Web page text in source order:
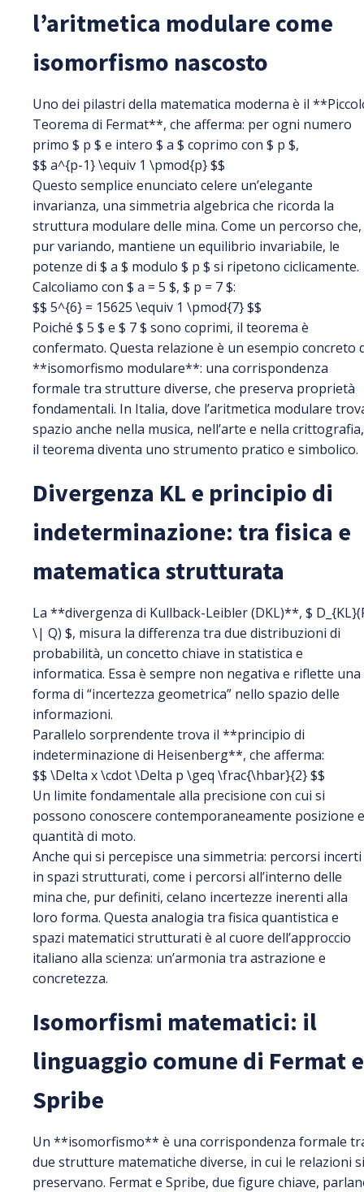
l’aritmetica modulare come
isomorfismo nascosto
Uno dei pilastri della matematica moderna è il
Teorema di Fermat**, che afferma: per ogni numero
primo $ p $ e intero $ a $ coprimo con $ p $,
$$ a^{p-1} \equiv 1 \pmod{p} $$
Questo semplice enunciato celere un’elegante
invarianza, una simmetria algebrica che ricorda la
struttura modulare delle mina. Come un percorso che,
pur variando, mantiene un equilibrio invariabile, le
potenze di $ a $ modulo $ p $ si ripetono ciclicamente.
Calcoliamo con $ a = 5 $, $ p = 7 $:
$$ 5^{6} = 15625 \equiv 1 \pmod{7} $$
Poiché $ 5 $ e $ 7 $ sono coprimi, il teorema è
confermato. Questa relazione è un esempio concreto
**isomorfismo modulare**: una corrispondenza
formale tra strutture diverse, che preserva proprietà
fondamentali. In Italia, dove l’aritmetica modulare
spazio anche nella musica, nell’arte e nella crittografia,
il teorema diventa uno strumento pratico e simbolico.
Divergenza KL e principio di
indeterminazione: tra fisica e
matematica strutturata
La **divergenza di Kullback-Leibler (DKL)**, $
\| Q) $, misura la differenza tra due distribuzioni di
probabilità, un concetto chiave in statistica e
informatica. Essa è sempre non negativa e riflette una
forma di “incertezza geometrica” nello spazio delle
informazioni.
Parallelo sorprendente trova il **principio di
indeterminazione di Heisenberg**, che afferma:
$$ \Delta x \cdot \Delta p \geq \frac{\hbar}{2} $$
Un limite fondamentale alla precisione con cui si
possono conoscere contemporaneamente posizione e
quantità di moto.
Anche qui si percepisce una simmetria: percorsi incerti
in spazi strutturati, come i percorsi all’interno delle
mina che, pur definiti, celano incertezze inerenti alla
loro forma. Questa analogia tra fisica quantistica e
spazi matematici strutturati è al cuore dell’approccio
italiano alla scienza: un’armonia tra astrazione e
concretezza.
Isomorfismi matematici: il
linguaggio comune di Fermat e
Spribe
Un **isomorfismo** è una corrispondenza formale
due strutture matematiche diverse, in cui le relazioni si
preservano. Fermat e Spribe, due figure chiave,